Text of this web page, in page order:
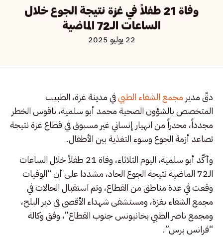
وفاة 21 طفلاً في غزة نتيجة الجوع خلال
الساعات الـ72 الماضية
22 يوليو 2025
دقّ مدير مجمع الشفاء الطبيفي مدينة غزة، الطبيب
المتخصص بالشؤون الصحية محمد أبو سلمية، ناقوس الخطر
مجدداً، محذراً من انهيار إنساني غير مسبوق في قطاع غزة نتيجة
تصاعد أزمة الجوع وسوء التغذية بين الأطفال.
وأكّد أبو سلمية، اليوم الثلاثاء، وفاة 21 طفلاً خلال الساعات
الـ72 الماضية نتيجة الجوع الحاد، مشددا على أن “الوفيات
وقعت في عدة مناطق من القطاع، وتم استقبال الحالات في
مجمع الشفاء بغزة، ومستشفى شهداء الأقصى في دير البلح،
ومجمع ناصر الطبي بخانيونس جنوب القطاع”، وفق وكالة
“فرانس برس”.